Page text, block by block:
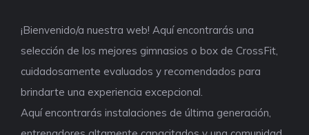
¡Bienvenido/a nuestra web! Aquí encontrarás una
selección de los mejores gimnasios o box de CrossFit,
cuidadosamente evaluados y recomendados para
brindarte una experiencia excepcional.
Aquí encontrarás instalaciones de última generación,